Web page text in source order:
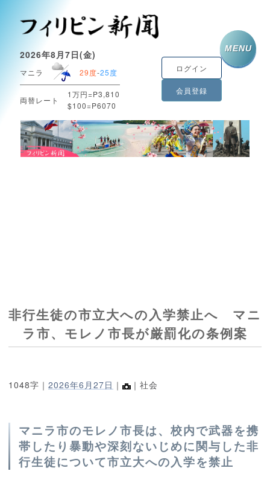
2026年8月7日(金)
マニラ 29度-25度
両替レート
1万円=P3,810
$100=P6070
ログイン
会員登録
MENU
非行生徒の市立大への入学禁止へ マニ
ラ市、モレノ市長が厳罰化の条例案
1048字｜ 2026年6月27日 ｜ ｜社会
マニラ市のモレノ市長は、校内で武器を携
帯したり暴動や深刻ないじめに関与した非
行生徒について市立大への入学を禁止